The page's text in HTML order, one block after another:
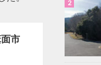
市